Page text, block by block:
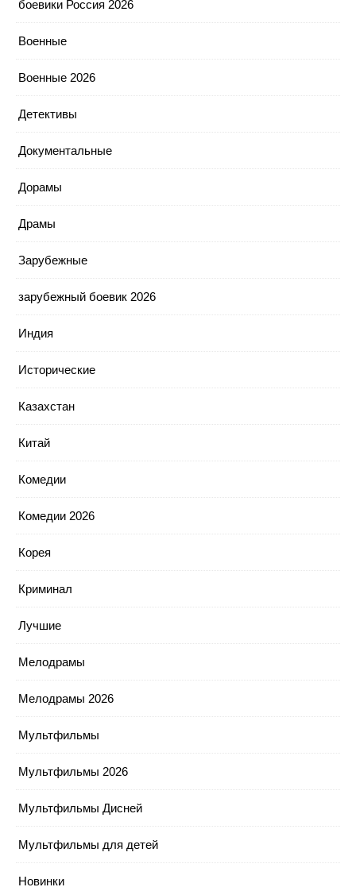
боевики Россия 2026
Военные
Военные 2026
Детективы
Документальные
Дорамы
Драмы
Зарубежные
зарубежный боевик 2026
Индия
Исторические
Казахстан
Китай
Комедии
Комедии 2026
Корея
Криминал
Лучшие
Мелодрамы
Мелодрамы 2026
Мультфильмы
Мультфильмы 2026
Мультфильмы Дисней
Мультфильмы для детей
Новинки